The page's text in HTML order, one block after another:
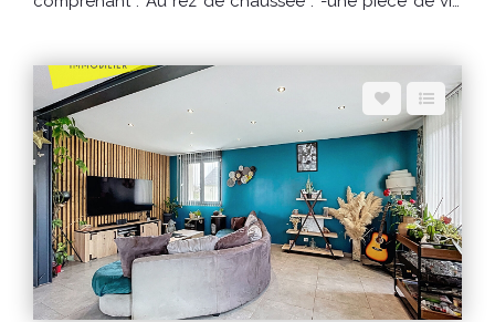
chambres, -un débarras, -une salle d'eau, -un WC.
Double garage. PRIX : 418 000 € Honoraires à la
charge du vendeur. Classe énergie : D (243) Classe
climat : B (7) Montant estimé des dépenses annuelles
d'énergie pour un usage standard : entre 2300 € et
3160 € / an Prix moyens des énergies indexés sur les
années 2021, 2022 et 2023 (abonnements compris) "Les
informations sur les risques auxquels ce bien est
exposé sont disponibles sur le site Géorisques :
www.georisques.gouv.fr" POUR VISITER : Agence
DELAMARCHE BREHAL ou Florian GINARD 0786274434